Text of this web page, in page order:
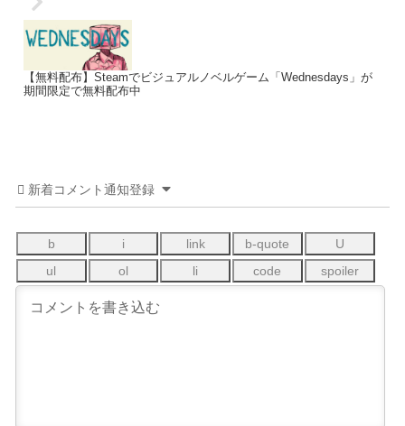
【無料配布】Steamでビジュアルノベルゲーム「Wednesdays」が
期間限定で無料配布中
新着コメント通知登録